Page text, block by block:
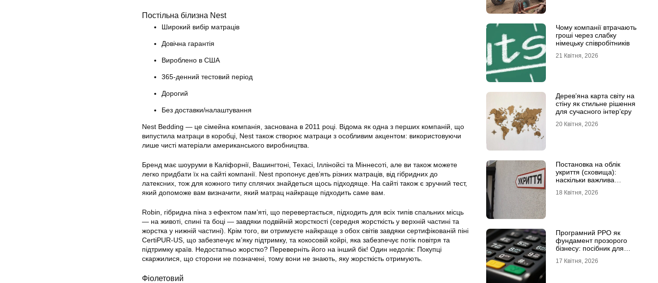
Постільна білизна Nest
Широкий вибір матраців
Довічна гарантія
Вироблено в США
365-денний тестовий період
Дорогий
Без доставки/налаштування
Nest Bedding — це сімейна компанія, заснована в 2011 році. Відома як одна з перших компаній, що
випустила матраци в коробці, Nest також створює матраци з особливим акцентом: використовуючи
лише чисті матеріали американського виробництва.
Бренд має шоуруми в Каліфорнії, Вашингтоні, Техасі, Іллінойсі та Міннесоті, але ви також можете
легко придбати їх на сайті компанії. Nest пропонує дев’ять різних матраців, від гібридних до
латексних, тож для кожного типу сплячих знайдеться щось підходяще. На сайті також є зручний тест,
який допоможе вам визначити, який матрац найкраще підходить саме вам.
Robin, гібридна піна з ефектом пам’яті, що перевертається, підходить для всіх типів спальних місць
— на животі, спині та боці — завдяки подвійній жорсткості (середня жорсткість у верхній частині та
жорстка у нижній частині). Крім того, ви отримуєте найкраще з обох світів завдяки сертифікованій піні
CertiPUR-US, що забезпечує м’яку підтримку, та кокосовій койрі, яка забезпечує потік повітря та
підтримку країв. Недостатньо жорстко? Переверніть його на інший бік! Один недолік: Покупці
скаржилися, що сторони не позначені, тому вони не знають, яку жорсткість отримують.
Фіолетовий
Чому компанії втрачають
гроші через слабку
німецьку співробітників
21 Квітня, 2026
Дерев’яна карта світу на
стіну як стильне рішення
для сучасного інтер’єру
20 Квітня, 2026
Постановка на облік
укриття (сховища):
наскільки важлива
18 Квітня, 2026
Програмний РРО як
фундамент прозорого
бізнесу: посібник для
17 Квітня, 2026